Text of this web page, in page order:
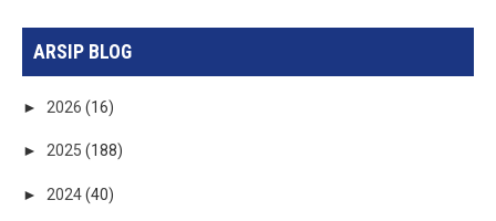
ARSIP BLOG
► 2026(16)
► 2025(188)
► 2024(40)